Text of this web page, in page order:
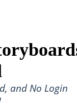
and No Login